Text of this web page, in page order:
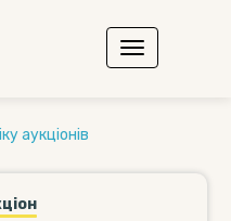
аукціонів